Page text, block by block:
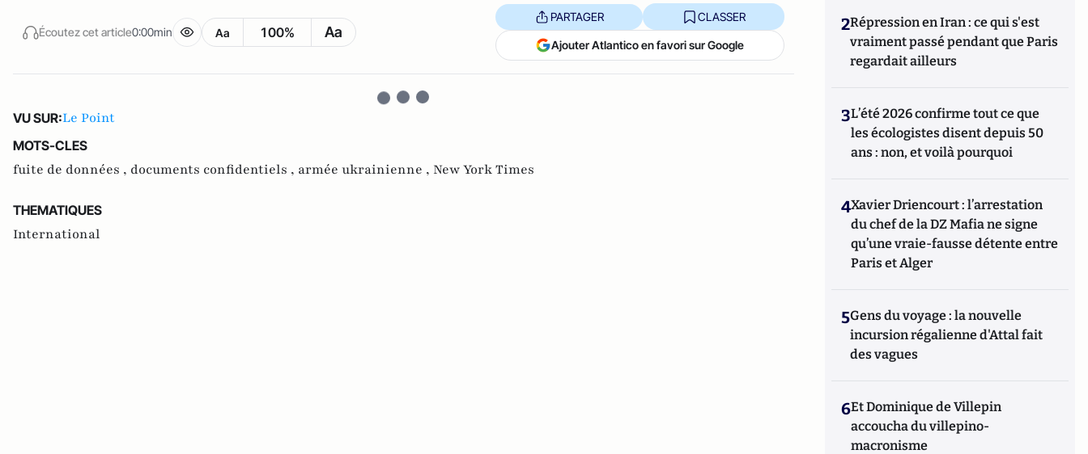
Écoutez cet article0:00min Aa 100% Aa
PARTAGER CLASSER
Ajouter Atlantico en favori sur Google
VU SUR:Le Point
MOTS-CLES
fuite de données , documents confidentiels , armée ukrainienne , New York Times
THEMATIQUES
International
2Répression en Iran : ce qui s'est
vraiment passé pendant que Paris
regardait ailleurs
3L’été 2026 confirme tout ce que
les écologistes disent depuis 50
ans : non, et voilà pourquoi
4Xavier Driencourt : l’arrestation
du chef de la DZ Mafia ne signe
qu’une vraie-fausse détente entre
Paris et Alger
5Gens du voyage : la nouvelle
incursion régalienne d'Attal fait
des vagues
6Et Dominique de Villepin
accoucha du villepino-
macronisme